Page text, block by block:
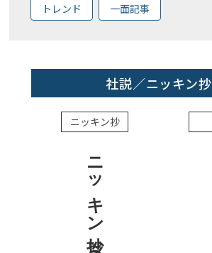
トレンド 一面記事
社説／ニッキン抄
ニッキン抄